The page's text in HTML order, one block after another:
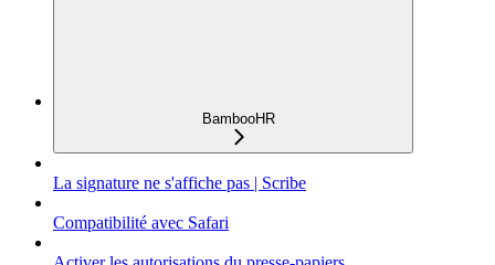
BambooHR
La signature ne s'affiche pas | Scribe
Compatibilité avec Safari